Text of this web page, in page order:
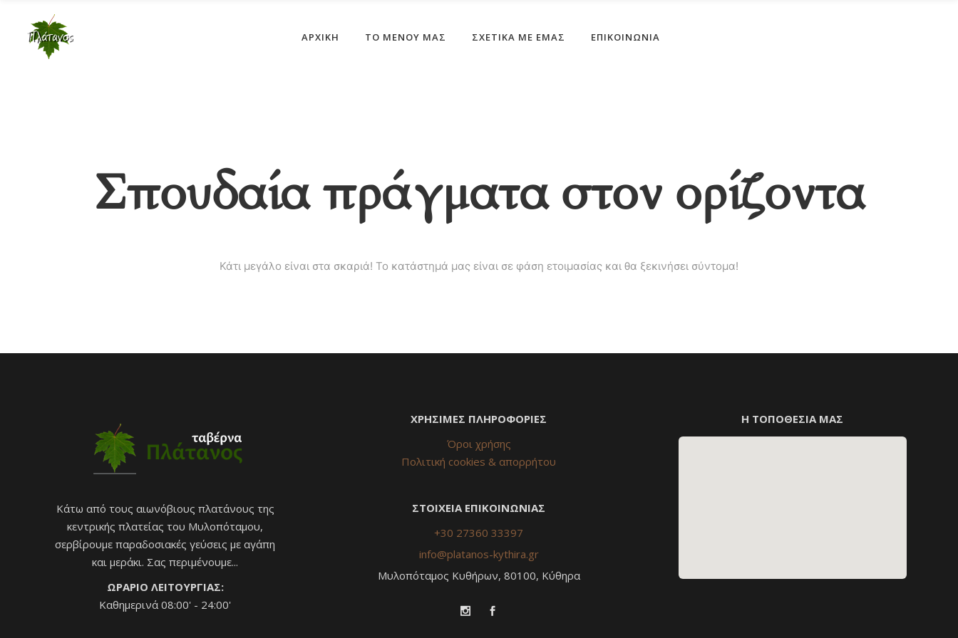
ΑΡΧΙΚΗ ΤΟ ΜΕΝΟΎ ΜΑΣ ΣΧΕΤΙΚΆ ΜΕ ΕΜΆΣ ΕΠΙΚΟΙΝΩΝΊΑ
Σπουδαία πράγματα στον ορίζοντα
Κάτι μεγάλο είναι στα σκαριά! Το κατάστημά μας είναι σε φάση ετοιμασίας και θα ξεκινήσει σύντομα!
Κάτω από τους αιωνόβιους πλατάνους της
κεντρικής πλατείας του Μυλοπόταμου,
σερβίρουμε παραδοσιακές γεύσεις με αγάπη
και μεράκι. Σας περιμένουμε...
ΩΡΑΡΙΟ ΛΕΙΤΟΥΡΓΙΑΣ:
Καθημερινά 08:00' - 24:00'
ΧΡΗΣΙΜΕΣ ΠΛΗΡΟΦΟΡΙΕΣ
Όροι χρήσης
Πολιτική cookies & απορρήτου
ΣΤΟΙΧΕΙΑ ΕΠΙΚΟΙΝΩΝΙΑΣ
+30 27360 33397
info@platanos-kythira.gr
Μυλοπόταμος Κυθήρων, 80100, Κύθηρα
Η ΤΟΠΟΘΕΣΙΑ ΜΑΣ